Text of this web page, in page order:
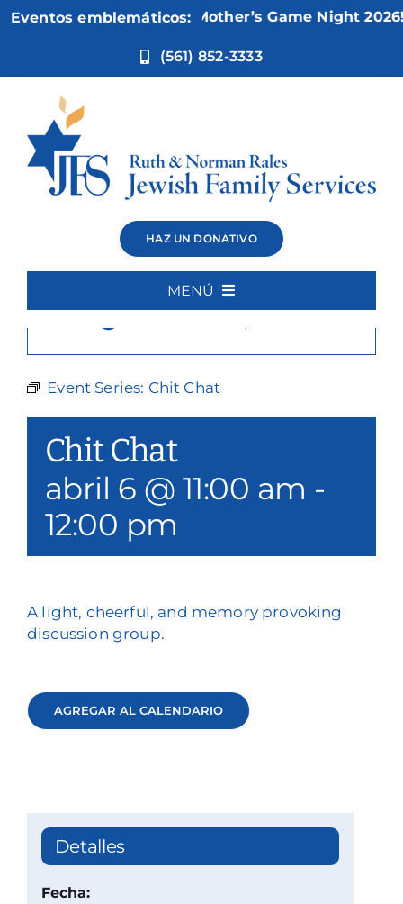
Eventos emblemáticos:
Nov 5:Not Your Mother’s Game Night 2026!
(561) 852-3333
HAZ UN DONATIVO
MENÚ
Quiénes somos
Filantropía y voluntariado
Póngase en contacto con
Buscar en
Chit Chat
Event Series: Chit Chat
Chit Chat
abril 6 @ 11:00 am -
12:00 pm
A light, cheerful, and memory provoking
discussion group.
AGREGAR AL CALENDARIO
Detalles
Fecha: